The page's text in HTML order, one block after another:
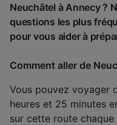
Neuchâtel à Annecy ?
questions les plus
pour vous aider à
Comment aller de
Vous pouvez voyager
heures et 25 minutes
sur cette route